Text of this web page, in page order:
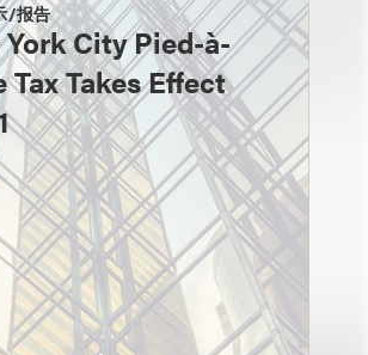
/报告
York City Pied-à-
Tax Takes Effect